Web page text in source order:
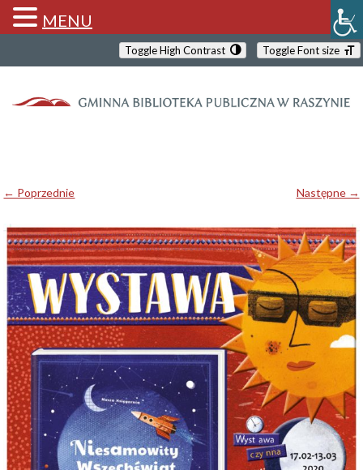
Toggle High Contrast Toggle Font size
← Poprzednie Następne →
MENU